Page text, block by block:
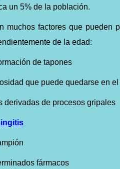
un 5% de la población.
muchos factores que pueden
de la edad:
de tapones
que puede quedarse en
derivadas de procesos gripales
fármacos